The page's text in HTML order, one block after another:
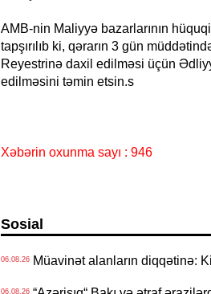
AMB-nin Maliyyə bazarlarının
tapşırılıb ki, qərarın 3 gün
Reyestrinə daxil edilməsi üçün
edilməsini təmin etsin.s
Xəbərin oxunma sayı : 946
Sosial
06.08.26Müavinət alanların diqqətinə:
06.08.26